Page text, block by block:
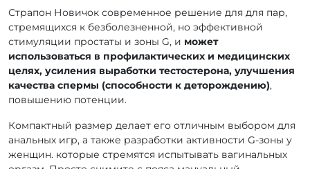
Страпон Новичок современное решение для для пар,
стремящихся к безболезненной, но эффективной
стимуляции простаты и зоны G, и может
использоваться в профилактических и медицинских
целях, усиления выработки тестостерона, улучшения
качества спермы (способности к деторождению),
повышению потенции.
Компактный размер делает его отличным выбором для
анальных игр, а также разработки активности G-зоны у
женщин. которые стремятся испытывать вагинальных